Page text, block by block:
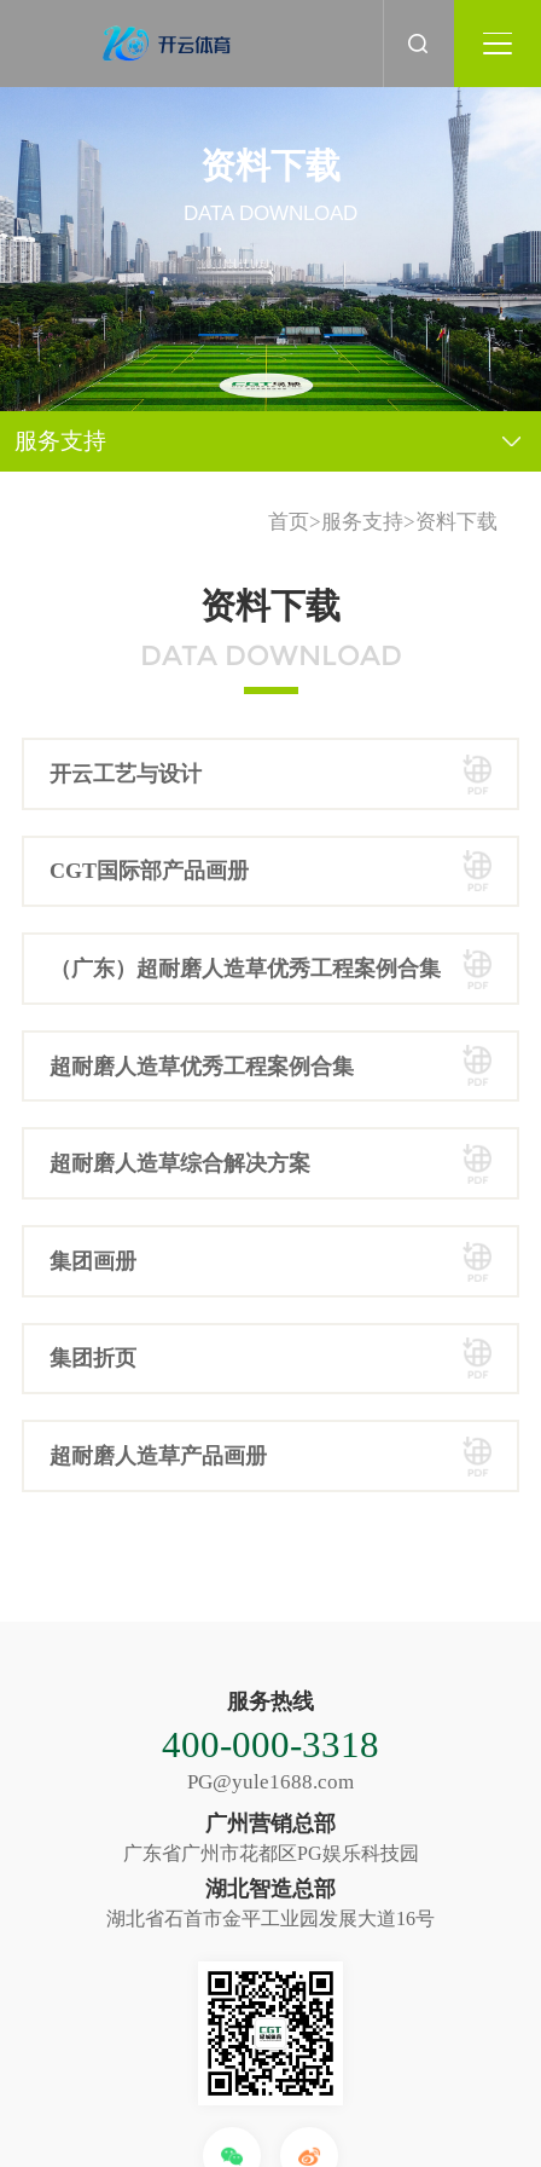
资料下载
DATA DOWNLOAD
服务支持
首页 >服务支持>资料下载
资料下载
DATA DOWNLOAD
开云工艺与设计
CGT国际部产品画册
（广东）超耐磨人造草优秀工程案例合集
超耐磨人造草优秀工程案例合集
超耐磨人造草综合解决方案
集团画册
集团折页
超耐磨人造草产品画册
服务热线
400-000-3318
PG@yule1688.com
广州营销总部
广东省广州市花都区PG娱乐科技园
湖北智造总部
湖北省石首市金平工业园发展大道16号